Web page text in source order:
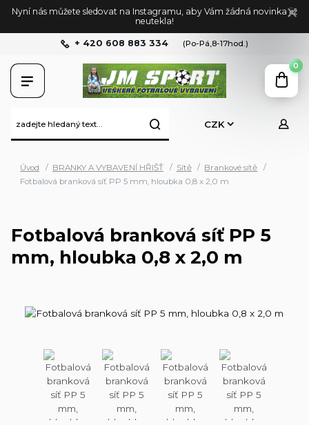
Nyní nás můžete sledovat na Instagramu, aby Vám žádná novinka již
neutekla!
CZK
+ 420 608 883 334 (Po-Pá,8-17hod.)
0
Úvod BRANKY A VYBAVENÍ HŘIŠŤ Sítě
Brankové sítě
Fotbalová branková síť PP 5 mm, hloubka 0,8 x 2,0 m
Fotbalová branková síť PP 5
mm, hloubka 0,8 x 2,0 m